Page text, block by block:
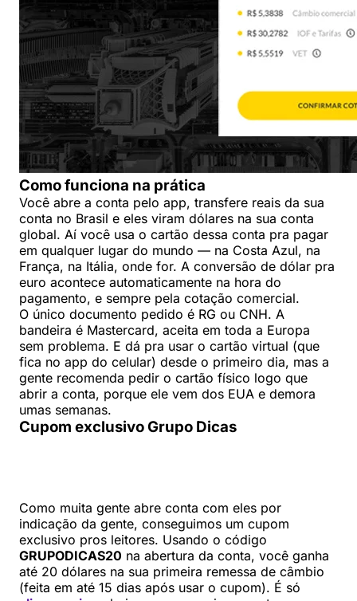
Como funciona na prática
Você abre a conta pelo app, transfere reais da sua
conta no Brasil e eles viram dólares na sua conta
global. Aí você usa o cartão dessa conta pra pagar
em qualquer lugar do mundo — na Costa Azul, na
França, na Itália, onde for. A conversão de dólar pra
euro acontece automaticamente na hora do
pagamento, e sempre pela cotação comercial.
O único documento pedido é RG ou CNH. A
bandeira é Mastercard, aceita em toda a Europa
sem problema. E dá pra usar o cartão virtual (que
fica no app do celular) desde o primeiro dia, mas a
gente recomenda pedir o cartão físico logo que
abrir a conta, porque ele vem dos EUA e demora
umas semanas.
Cupom exclusivo Grupo Dicas
Como muita gente abre conta com eles por
indicação da gente, conseguimos um cupom
exclusivo pros leitores. Usando o código
GRUPODICAS20 na abertura da conta, você ganha
até 20 dólares na sua primeira remessa de câmbio
(feita em até 15 dias após usar o cupom). É só